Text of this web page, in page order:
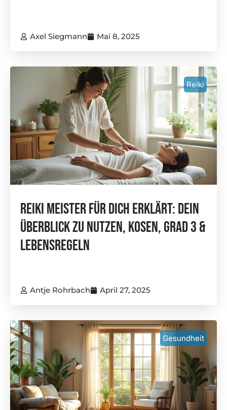
Axel Siegmann Mai 8, 2025
Reiki
Reiki Meister Für Dich Erklärt: Dein
Überblick Zu Nutzen, Kosen, Grad 3 &
Lebensregeln
Antje Rohrbach April 27, 2025
Gesundheit